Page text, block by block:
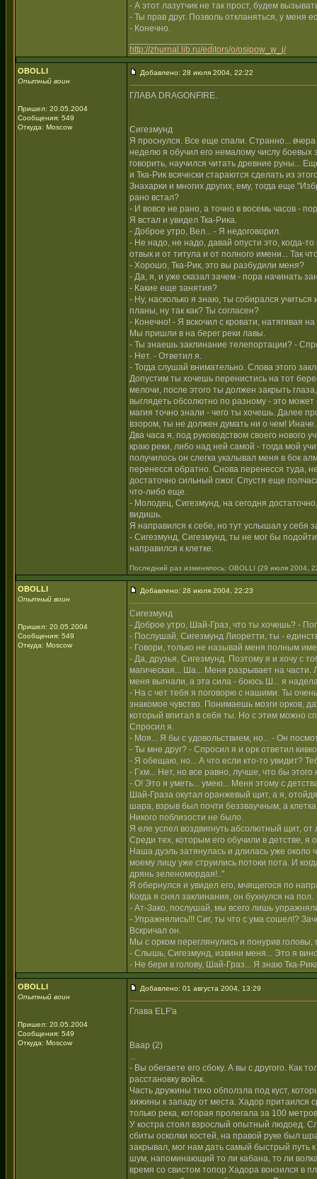
- А этот лазутчик не так прост, будем
- Ты прав друг. Позволь откланяться, у меня
- Конечно.
http://zhurnal.lib.ru/editors/o/osipow_w_j/
OBOLLI
Опытный воин
Пришел: 20.05.2004
Сообщения: 549
Откуда: Moscow
Добавлено: 28 июля 2004, 22:22
ГЛАВА DRAGONFIRE.
Сигезмунд
Я проснулся. Все еще спали. Странно... вчера
неделю я обучил его немалому числу боевых
говорить, научился читать древние руны...
и Тка-Рик всячески стараются сделать из
Знахарки и многих других, ему, тогда еще
рано встал?
- И вовсе не рано, а точно в восемь часов -
Я встал и увидел Тка-Рика.
- Доброе утро, Вел... - Я недоговорил.
- Не надо, не надо, давай опусти это, когда-
отвык и от титула и от полного имени... Так
- Хорошо, Тка-Рик, это вы разбудили меня?
- Да, я, и уже сказал зачем - пора начинать
- Какие еще занятия?
- Ну, насколько я знаю, ты собирался
планы, ну так как? Ты согласен?
- Конечно! - Я вскочил с кровати, натягивая
Мы пришли в на берег реки лавы.
- Ты знаешь заклинание телепортации? -
- Нет. - Ответил я.
- Тогда слушай внимательно. Слова этого
Допустим ты хочешь перенистись на тот
мелочи, после этого ты должен закрыть
выглядеть обсолютно по разному - это может
магия точно знали - чего ты хочешь. Далее
взором, ты не должен думать ни о чем!
Два часа я, под руководством своего нового
краю реки, либо над ней самой - тогда мой
получилось он слегка укалывал меня в бок
перенесся обратно. Снова перенесся туда,
достаточно сильный ожог. Спустя еще
что-либо еще.
- Молодец, Сигезмунд, на сегодня
видишь.
Я направился к себе, но тут услышал у себя
- Сигезмунд, Сигезмунд, ты не мог бы
направился к клетке.
Последний раз изменялось: OBOLLI (29 июля 2004,
OBOLLI
Опытный воин
Пришел: 20.05.2004
Сообщения: 549
Откуда: Moscow
Добавлено: 28 июля 2004, 22:23
Сигезмунд
- Доброе утро, Шай-Граз, что ты хочешь? -
- Послушай, Сигезмунд Лиоретти, ты -
- Говори, только не называй меня полным
- Да, друзья, Сигезмунд. Поэтому я и хочу с
магическая... Ша... Меня разрывает на части.
меня выгнали, а эта сила - боюсь Ш... я
- На с чет тебя я поговорю с нашими. Ты
знакомое чувство. Понимаешь мозги орков,
который впитал в себя ты. Но с этим можно
Спросил я.
- Моя... Я бы с удовольствием, но... - Он
- Ты мне друг? - Спросил я и орк ответил
- Я обещаю, но... А что если кто-то увидит?
- Гхм... Нет, но все равно, лучше, что бы
- О! Это я уметь... умею... Меня этому с
Шай-Граза окутал оранжевый щит, а я,
шара, взрыв был почти беззваучным, а
Никого поблизости не было.
Я еле успел воздвигнуть абсолютный щит,
Среди тех, которым его обучили в детстве, я
Наша дуэль затянулась и длилась уже около
моему лицу уже струились потоки пота. И
дрянь зеленомордая!.."
Я обернулся и увидел его, мчящегося по
Когда я снял заклинания, он бухнулся на пол.
- Ат-Зако, послушай, мы всего лишь
- Упражнялись!!! Сиг, ты что с ума сошел!?
Вскричал он.
Мы с орком переглянулись и понурив
- Слышь, Сигезмунд, извини меня... Это я
- Не бери в голову, Шай-Граз... Я знаю Тка-
OBOLLI
Опытный воин
Пришел: 20.05.2004
Сообщения: 549
Откуда: Moscow
Добавлено: 01 августа 2004, 13:29
Глава ELF'а
Ваар (2)
...
- Вы обегаете его сбоку. А вы с другого. Как
расстановку войск.
Часть дружины тихо обползла под куст,
хижины к западу от места. Хадор притаился
только река, которая пролегала за 100
У костра стоял взрослый опытный людоед.
сбиты осколки костей, на правой руке был
закрывал, мог нам дать самый быстрый путь
шум, напоминающий то ли кабана, то ли
время со свистом топор Хадора вонзился в